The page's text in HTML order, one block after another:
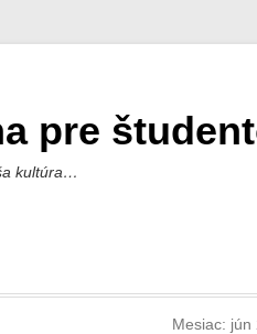
pre
kultúra…
Mesiac: jún